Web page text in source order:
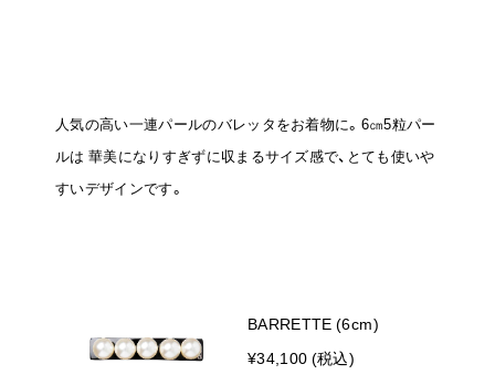
人気の高い一連パールのバレッタをお着物に。6㎝5粒パー
ルは 華美になりすぎずに収まるサイズ感で、とても使いや
すいデザインです。
BARRETTE (6cm)
¥34,100 (税込)